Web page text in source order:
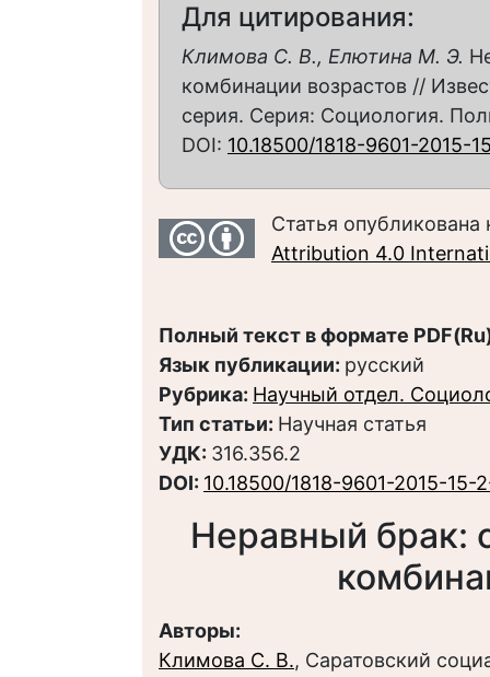
Для цитирования:
Климова С. В., Елютина М. Э.
комбинации возрастов //
серия. Серия: Социология.
DOI: 10.18500/1818-9601-2015-
Статья
Attribution 4.0
Полный текст в формате
Язык публикации: русский
Рубрика: Научный отдел.
Тип статьи: Научная статья
УДК: 316.356.2
DOI: 10.18500/1818-9601-2015-15-
Неравный брак:
Авторы:
Климова С. В., Саратовский